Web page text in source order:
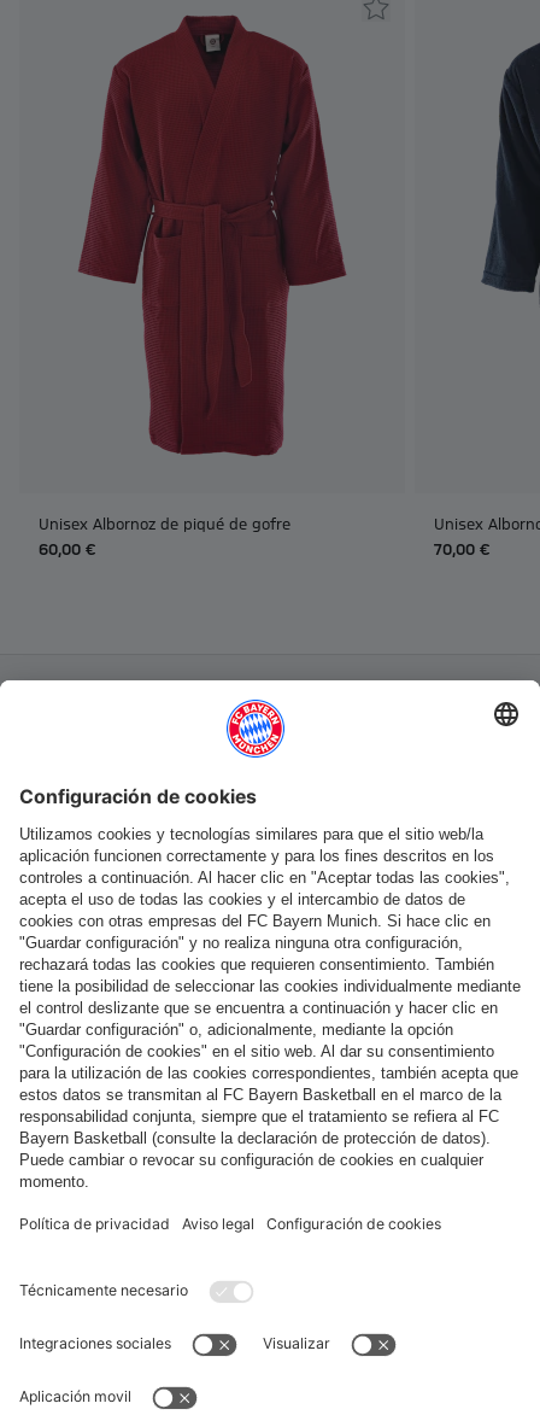
Unisex Albornoz de piqué de gofre
60,00 €
Unisex
70,00 €
Más categorías
Síguenos
Pago y entrega
FC Bayern Store App